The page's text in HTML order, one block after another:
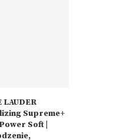
LAUDER
Supreme+
Soft |